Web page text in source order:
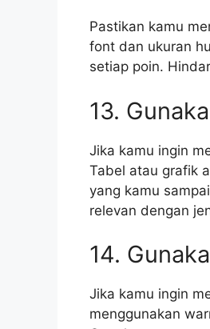
Pastikan kamu
font dan ukuran
setiap poin.
13.
Jika kamu ingin
Tabel atau grafik
yang kamu
relevan dengan
14.
Jika kamu ingin
menggunakan